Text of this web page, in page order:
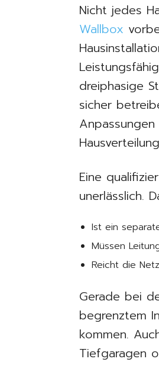
Nicht jedes
Wallbox
dreiphasige
sicher
Eine
unerlässlich.
Ist ein
Müssen
Reicht die
Gerade bei
begrenztem
kommen.
Tiefgaragen